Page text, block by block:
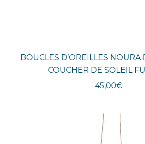
BOUCLES D’OREILLES NOURA
COUCHER DE SOLEIL
45,00€